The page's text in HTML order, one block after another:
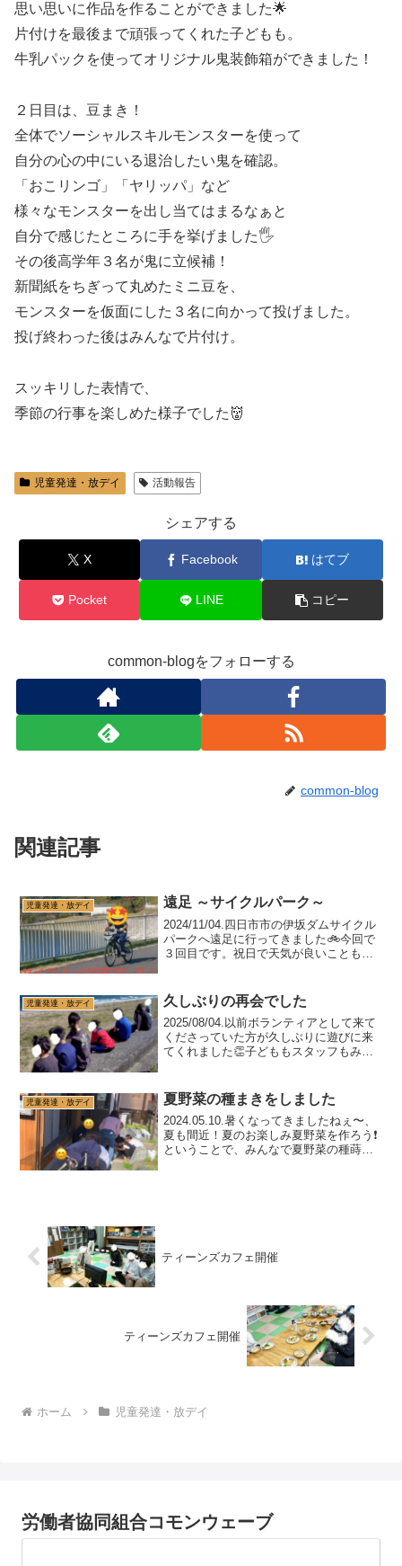
思い思いに作品を作ることができました🌟
片付けを最後まで頑張ってくれた子どもも。
牛乳パックを使ってオリジナル鬼装飾箱ができました！
２日目は、豆まき！
全体でソーシャルスキルモンスターを使って
自分の心の中にいる退治したい鬼を確認。
「おこリンゴ」「ヤリッパ」など
様々なモンスターを出し当てはまるなぁと
自分で感じたところに手を挙げました🖐️
その後高学年３名が鬼に立候補！
新聞紙をちぎって丸めたミニ豆を、
モンスターを仮面にした３名に向かって投げました。
投げ終わった後はみんなで片付け。
スッキリした表情で、
季節の行事を楽しめた様子でした👹
児童発達・放デイ 活動報告
シェアする
X Facebook はてブ
Pocket LINE コピー
common-blogをフォローする
common-blog
関連記事
児童発達・放デイ 遠足 ～サイクルパーク～
2024/11/04.四日市市の伊坂ダムサイクル
パークへ遠足に行ってきました🚲️今回で
３回目です。祝日で天気が良いこともあ
ることができました！スタッフＨさんが
「ゴミ拾い...
児童発達・放デイ 久しぶりの再会でした
2025/08/04.以前ボランティアとして来て
くださっていた方が久しぶりに遊びに来
てくれました👏子どももスタッフもみん
ンで活発に動いたりと、外遊びがいつも
以上に盛り上...
児童発達・放デイ 夏野菜の種まきをしました
2024.05.10.暑くなってきましたねぇ〜、
夏も間近！夏のお楽しみ夏野菜を作ろう❗️
ということで、みんなで夏野菜の種蒔き
ティーンズカフェ開催
ティーンズカフェ開催
ホーム 児童発達・放デイ
労働者協同組合コモンウェーブ